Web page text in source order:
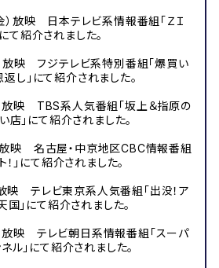
）放映 日本テレビ系情報番組「ＺＩ
にて紹介されました。
放映 フジテレビ系特別番組「爆買い
し」にて紹介されました。
放映 TBS系人気番組「坂上＆指原の
店」にて紹介されました。
放映 名古屋・中京地区CBC情報番組
！」にて紹介されました。
映 テレビ東京系人気番組「出没！ア
国」にて紹介されました。
放映 テレビ朝日系情報番組「スーパ
ル」にて紹介されました。